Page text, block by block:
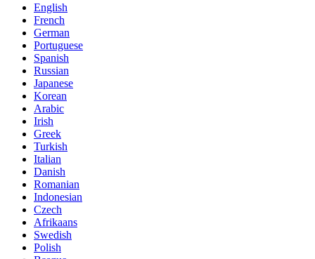
English
French
German
Portuguese
Spanish
Russian
Japanese
Korean
Arabic
Irish
Greek
Turkish
Italian
Danish
Romanian
Indonesian
Czech
Afrikaans
Swedish
Polish